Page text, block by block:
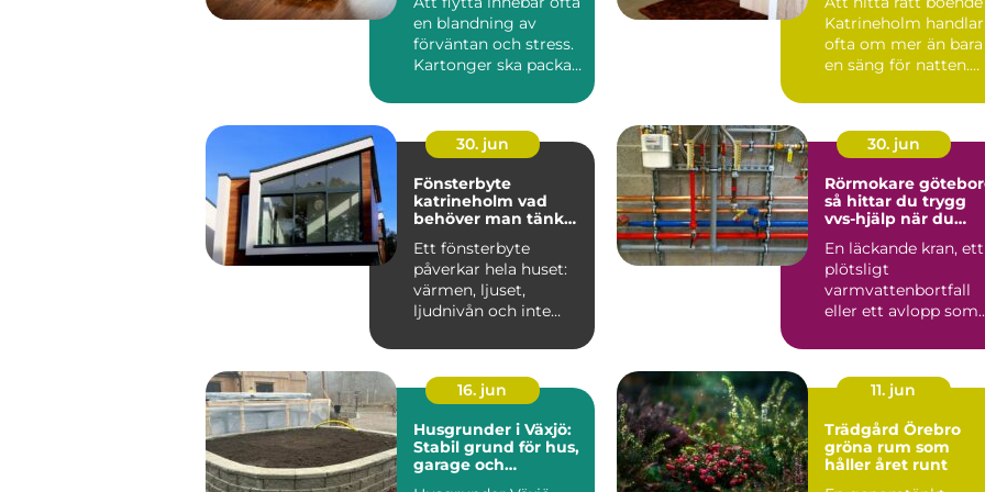
en blandning av
förväntan och stress.
Kartonger ska packas,
Katrineholm handlar
ofta om mer än bara
en säng för natten.
30. jun
Fönsterbyte
katrineholm vad
behöver man tänka
Ett fönsterbyte
påverkar hela huset:
värmen, ljuset,
ljudnivån och inte
man kommer...
30. jun
Rörmokare
så hittar du trygg
vvs-hjälp när du
En läckande kran, ett
plötsligt
varmvattenbortfall
eller ett avlopp som
igenom vatt...
16. jun
Husgrunder i Växjö:
Stabil grund för hus,
garage och
11. jun
Trädgård Örebro
gröna rum som
håller året runt